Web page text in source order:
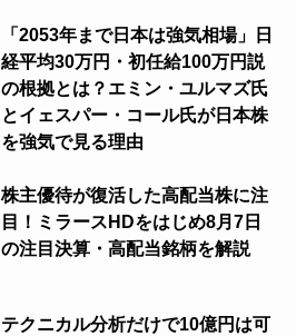
「2053年まで日本は強気相場」日
経平均30万円・初任給100万円説
の根拠とは？エミン・ユルマズ氏
とイェスパー・コール氏が日本株
を強気で見る理由
株主優待が復活した高配当株に注
目！ミラースHDをはじめ8月7日
の注目決算・高配当銘柄を解説
テクニカル分析だけで10億円は可